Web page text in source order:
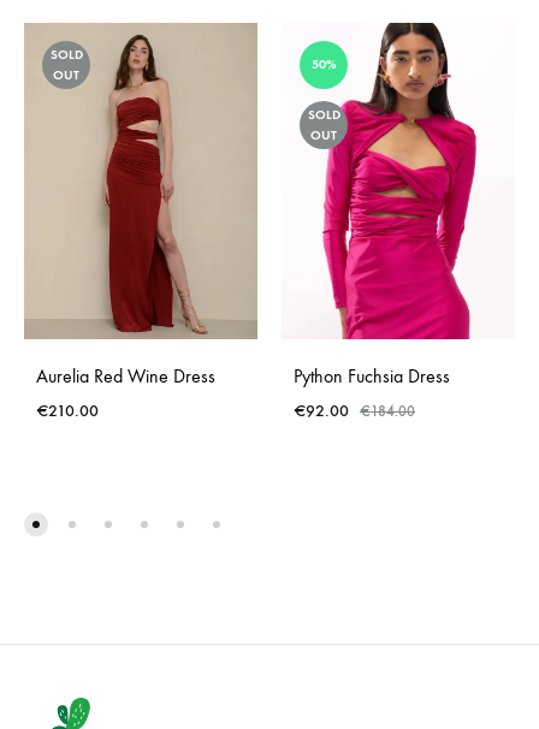
SOLD
OUT
Aurelia Red Wine Dress
€210.00
50%
SOLD
OUT
Python Fuchsia Dress
€92.00 €184.00